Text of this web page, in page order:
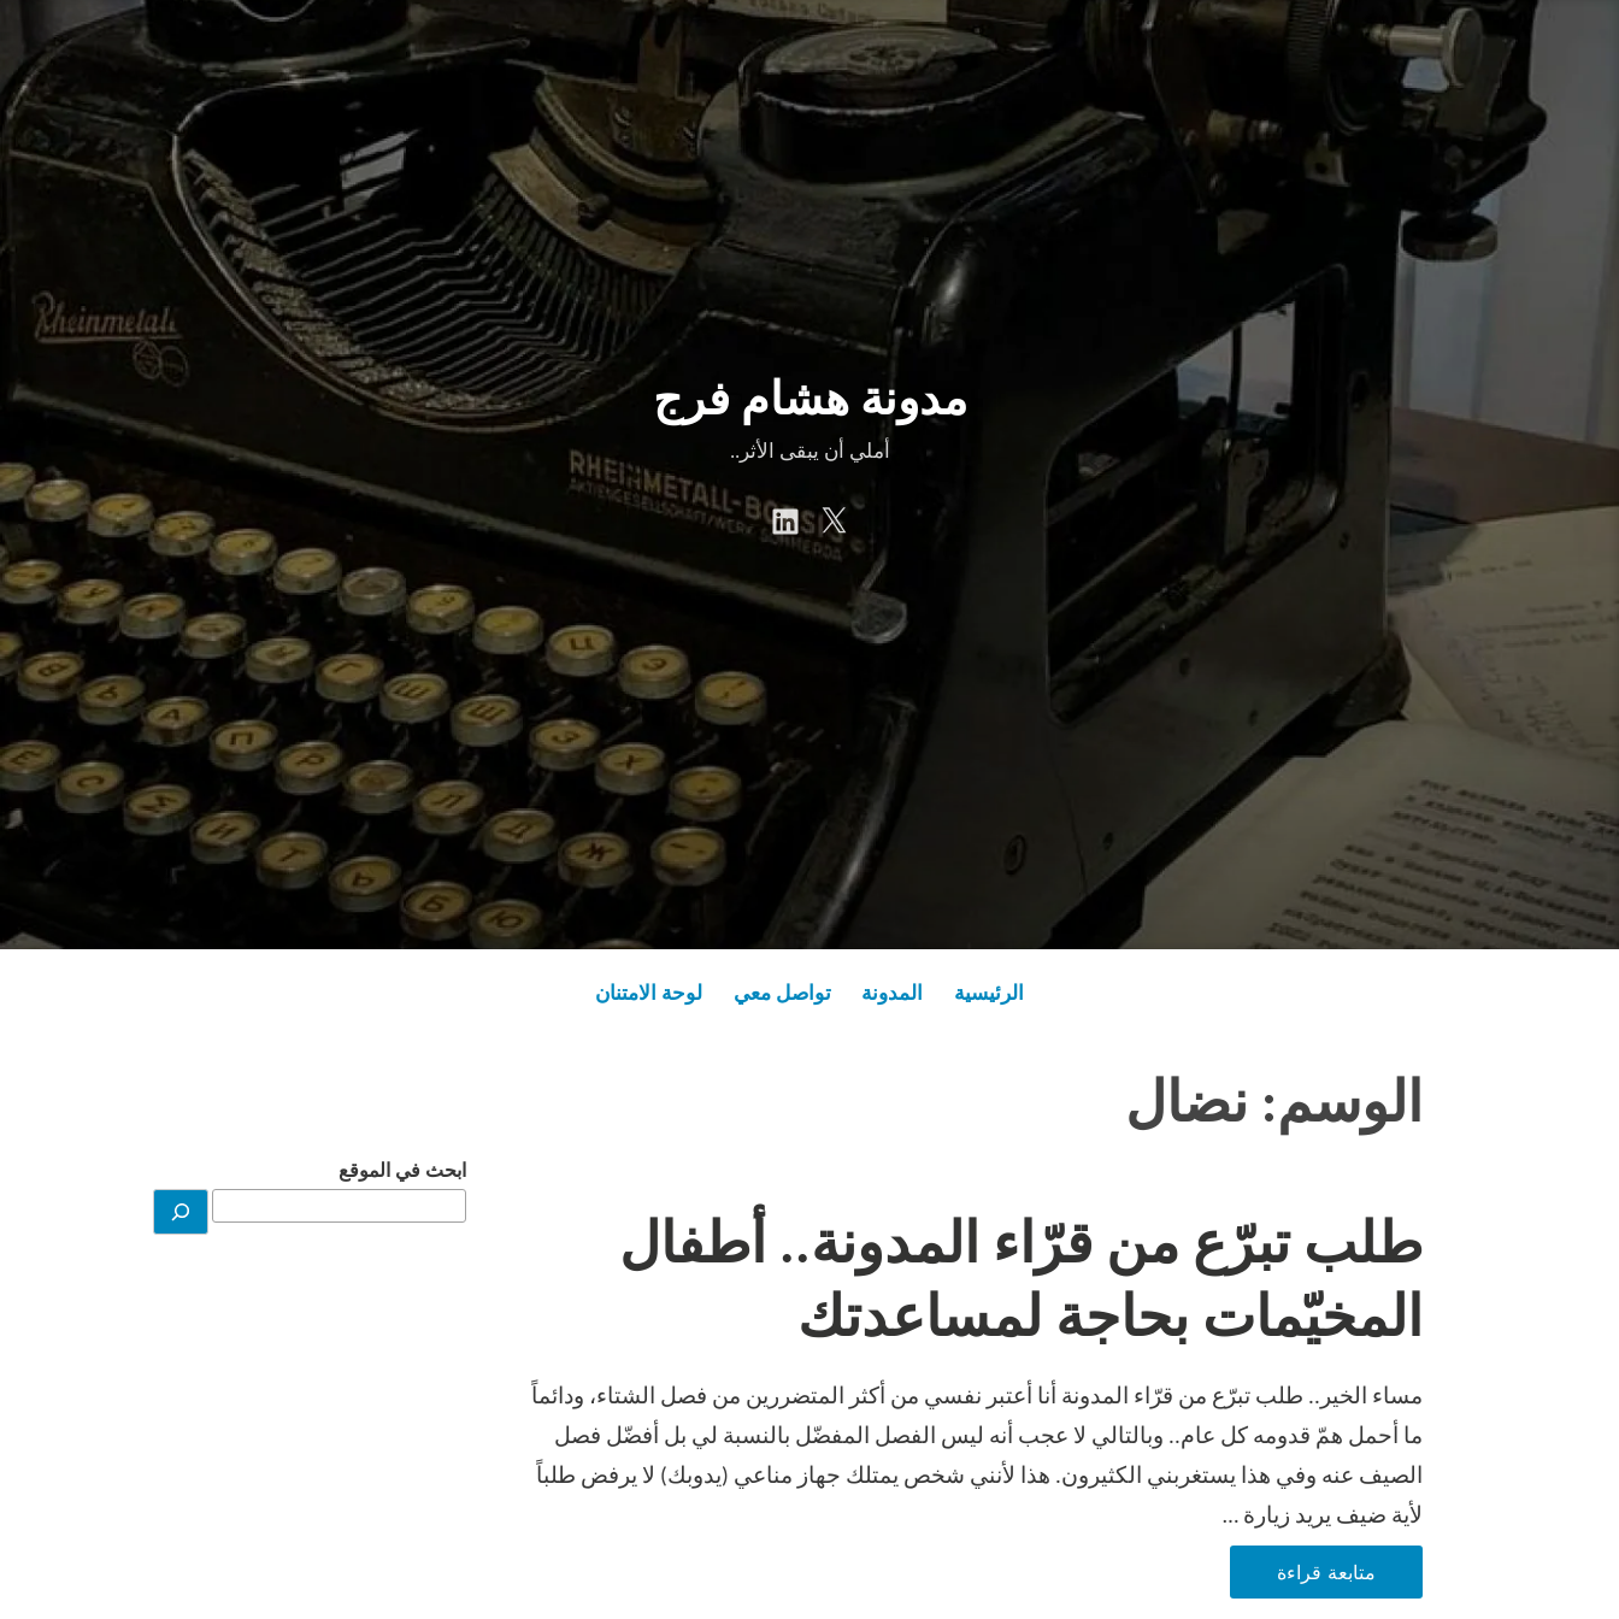
مدونة هشام فرج
أملي أن يبقى الأثر..
Twitter
linkedin
الرئيسية المدونة تواصل معي لوحة الامتنان
الوسم: نضال
طلب تبرّع من قرّاء المدونة.. أطفال
المخيّمات بحاجة لمساعدتك
مساء الخير.. طلب تبرّع من قرّاء المدونة أنا أعتبر نفسي من أكثر المتضررين من فصل الشتاء، ودائماً
ما أحمل همّ قدومه كل عام.. وبالتالي لا عجب أنه ليس الفصل المفضّل بالنسبة لي بل أفضّل فصل
الصيف عنه وفي هذا يستغربني الكثيرون. هذا لأنني شخص يمتلك جهاز مناعي (يدوبك) لا يرفض طلباً
لأية ضيف يريد زيارة …
متابعة قراءة
تبرّع
ابحث في الموقع